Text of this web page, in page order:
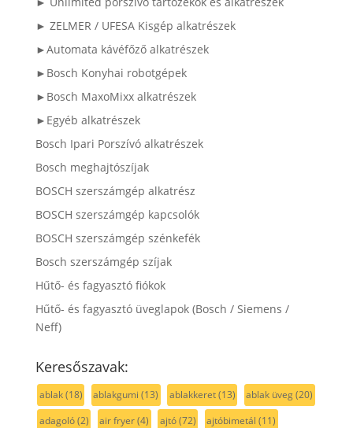
► ZELMER / UFESA Kisgép alkatrészek
►Automata kávéfőző alkatrészek
►Bosch Konyhai robotgépek
►Bosch MaxoMixx alkatrészek
►Egyéb alkatrészek
Bosch Ipari Porszívó alkatrészek
Bosch meghajtószíjak
BOSCH szerszámgép alkatrész
BOSCH szerszámgép kapcsolók
BOSCH szerszámgép szénkefék
Bosch szerszámgép szíjak
Hűtő- és fagyasztó fiókok
Hűtő- és fagyasztó üveglapok (Bosch / Siemens /
Neff)
Keresőszavak:
ablak(18) ablakgumi (13) ablakkeret(13) ablak üveg(20)
adagoló(2) air fryer(4) ajtó(72) ajtóbimetál (11)